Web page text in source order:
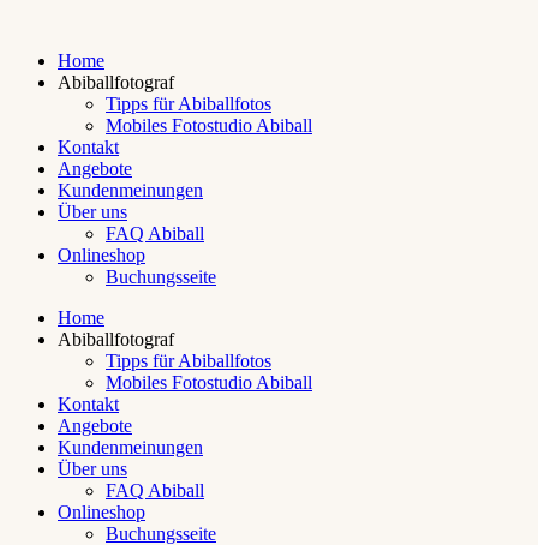
Home
Abiballfotograf
Tipps für Abiballfotos
Mobiles Fotostudio Abiball
Kontakt
Angebote
Kundenmeinungen
Über uns
FAQ Abiball
Onlineshop
Buchungsseite
Home
Abiballfotograf
Tipps für Abiballfotos
Mobiles Fotostudio Abiball
Kontakt
Angebote
Kundenmeinungen
Über uns
FAQ Abiball
Onlineshop
Buchungsseite